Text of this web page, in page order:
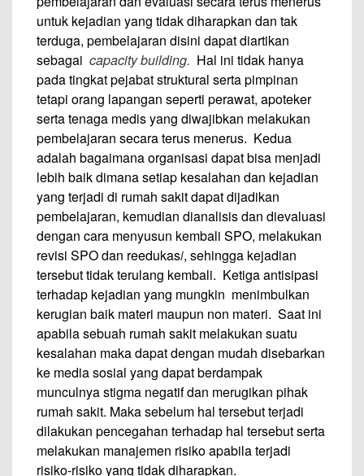
untuk kejadian yang tidak diharapkan dan tak
terduga, pembelajaran disini dapat diartikan
sebagai capacity building. Hal ini tidak hanya
pada tingkat pejabat struktural serta pimpinan
tetapi orang lapangan seperti perawat, apoteker
serta tenaga medis yang diwajibkan melakukan
pembelajaran secara terus menerus. Kedua
adalah bagaimana organisasi dapat bisa menjadi
lebih baik dimana setiap kesalahan dan kejadian
yang terjadi di rumah sakit dapat dijadikan
pembelajaran, kemudian dianalisis dan dievaluasi
dengan cara menyusun kembali SPO, melakukan
revisi SPO dan reedukasi, sehingga kejadian
tersebut tidak terulang kembali. Ketiga antisipasi
terhadap kejadian yang mungkin menimbulkan
kerugian baik materi maupun non materi. Saat ini
apabila sebuah rumah sakit melakukan suatu
kesalahan maka dapat dengan mudah disebarkan
ke media sosial yang dapat berdampak
munculnya stigma negatif dan merugikan pihak
rumah sakit. Maka sebelum hal tersebut terjadi
dilakukan pencegahan terhadap hal tersebut serta
melakukan manajemen risiko apabila terjadi
risiko-risiko yang tidak diharapkan.